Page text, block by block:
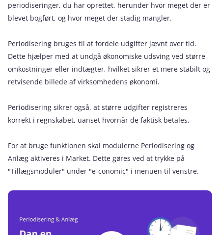
periodiseringer, du har oprettet, herunder hvor meget der er
blevet bogført, og hvor meget der stadig mangler.
Periodisering bruges til at fordele udgifter jævnt over tid.
Dette hjælper med at undgå økonomiske udsving ved større
omkostninger eller indtægter, hvilket sikrer et mere stabilt og
retvisende billede af virksomhedens økonomi.
Periodisering sikrer også, at større udgifter registreres
korrekt i regnskabet, uanset hvornår de faktisk betales.
For at bruge funktionen skal modulerne Periodisering og
Anlæg aktiveres i Market. Dette gøres ved at trykke på
"Tillægsmoduler" under "e‑conomic" i menuen til venstre.